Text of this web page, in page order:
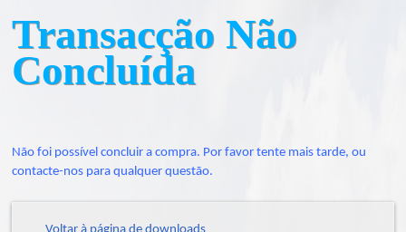
Transacção Não
Concluída
Não foi possível concluir a compra. Por favor tente mais tarde, ou
contacte-nos para qualquer questão.